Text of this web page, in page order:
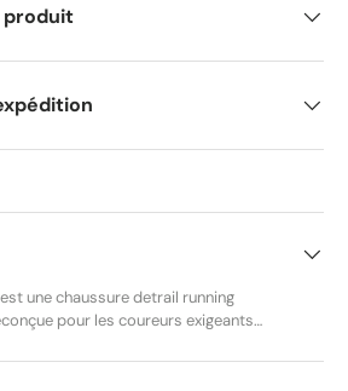
produit
une chaussure detrail running
pour les coureurs exigeants
elle offre un grip exceptionnel